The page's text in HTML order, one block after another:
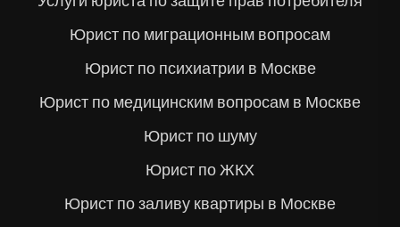
Юрист по миграционным вопросам
Юрист по психиатрии в Москве
Юрист по медицинским вопросам в Москве
Юрист по шуму
Юрист по ЖКХ
Юрист по заливу квартиры в Москве